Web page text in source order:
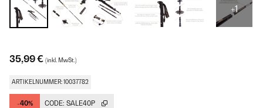
+1
35,99 € (inkl. MwSt.)
ARTIKELNUMMER: 10037782
-40% CODE: SALE40P